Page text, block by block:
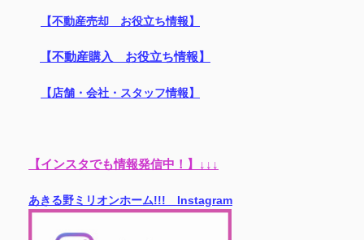
【不動産売却 お役立ち情報】
【不動産購入 お役立ち情報】
【店舗・会社・スタッフ情報】
【インスタでも情報発信中！】↓↓↓
あきる野ミリオンホーム!!! Instagram